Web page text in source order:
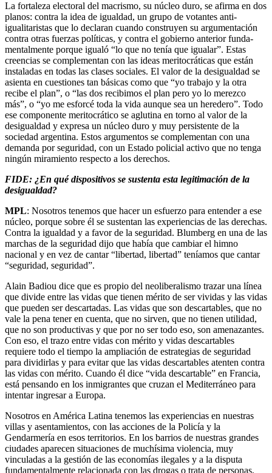
La fortaleza electoral del macrismo, su núcleo duro, se afirma en dos
planos: contra la idea de igualdad, un grupo de votantes anti-
igualitaristas que lo declaran cuando construyen su argumentación
contra otras fuerzas políticas, y contra el gobierno anterior funda-
mentalmente porque igualó “lo que no tenía que igualar”. Estas
creencias se complementan con las ideas meritocráticas que están
instaladas en todas las clases sociales. El valor de la desigualdad se
asienta en cuestiones tan básicas como que “yo trabajo y la otra
recibe el plan”, o “las dos recibimos el plan pero yo lo merezco
más”, o “yo me esforcé toda la vida aunque sea un heredero”. Todo
ese componente meritocrático se aglutina en torno al valor de la
desigualdad y expresa un núcleo duro y muy persistente de la
sociedad argentina. Estos argumentos se complementan con una
demanda por seguridad, con un Estado policial activo que no tenga
ningún miramiento respecto a los derechos.
FIDE: ¿En qué dispositivos se sustenta esta legitimación de la
desigualdad?
MPL: Nosotros tenemos que hacer un esfuerzo para entender a ese
núcleo, porque sobre él se sustentan las experiencias de las derechas.
Contra la igualdad y a favor de la seguridad. Blumberg en una de las
marchas de la seguridad dijo que había que cambiar el himno
nacional y en vez de cantar “libertad, libertad” teníamos que cantar
“seguridad, seguridad”.
Alain Badiou dice que es propio del neoliberalismo trazar una línea
que divide entre las vidas que tienen mérito de ser vividas y las vidas
que pueden ser descartadas. Las vidas que son descartables, que no
vale la pena tener en cuenta, que no sirven, que no tienen utilidad,
que no son productivas y que por no ser todo eso, son amenazantes.
Con eso, el trazo entre vidas con mérito y vidas descartables
requiere todo el tiempo la ampliación de estrategias de seguridad
para dividirlas y para evitar que las vidas descartables atenten contra
las vidas con mérito. Cuando él dice “vida descartable” en Francia,
está pensando en los inmigrantes que cruzan el Mediterráneo para
intentar ingresar a Europa.
Nosotros en América Latina tenemos las experiencias en nuestras
villas y asentamientos, con las acciones de la Policía y la
Gendarmería en esos territorios. En los barrios de nuestras grandes
ciudades aparecen situaciones de muchísima violencia, muy
vinculadas a la gestión de las economías ilegales y a la disputa
fundamentalmente relacionada con las drogas o trata de personas,